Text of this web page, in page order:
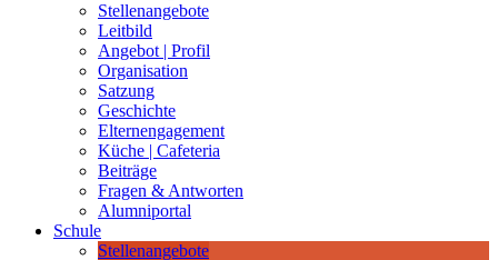
Stellenangebote
Leitbild
Angebot | Profil
Organisation
Satzung
Geschichte
Elternengagement
Küche | Cafeteria
Beiträge
Fragen & Antworten
Alumniportal
Schule
Stellenangebote